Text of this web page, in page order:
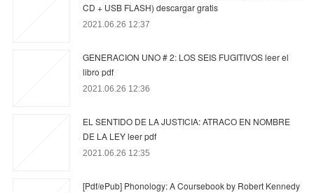
CD + USB FLASH) descargar gratis
2021.06.26 12:37
GENERACION UNO # 2: LOS SEIS FUGITIVOS leer el
libro pdf
2021.06.26 12:36
EL SENTIDO DE LA JUSTICIA: ATRACO EN NOMBRE
DE LA LEY leer pdf
2021.06.26 12:35
[Pdf/ePub] Phonology: A Coursebook by Robert Kennedy